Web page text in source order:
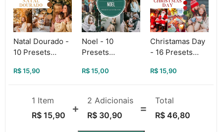
Natal Dourado -
10 Presets
Celular e PC
R$15,90
Noel - 10
Presets
Celular e PC
R$15,00
Christamas Day
- 16 Presets
Natal Para
R$15,90
1 Item
R$ 15,90
2 Adicionais
R$ 30,90
Total
R$ 46,80